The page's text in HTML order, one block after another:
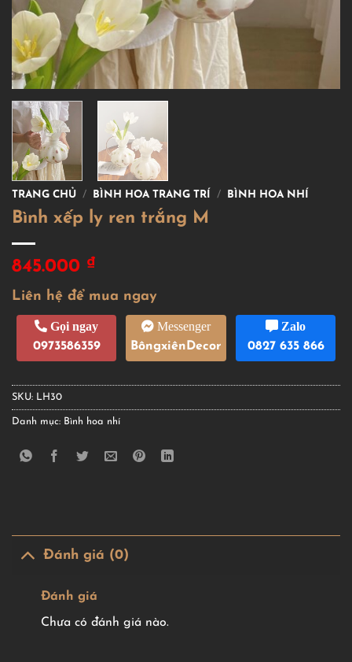
TRANG CHỦ / BÌNH HOA TRANG TRÍ / BÌNH HOA NHÍ
Bình xếp ly ren trắng M
845.000 ₫
Liên hệ để mua ngay
Gọi ngay
0973586359
Messenger
BôngxiênDecor
Zalo
0827 635 866
SKU: LH30
Danh mục: Bình hoa nhí
Đánh giá (0)
Đánh giá
Chưa có đánh giá nào.